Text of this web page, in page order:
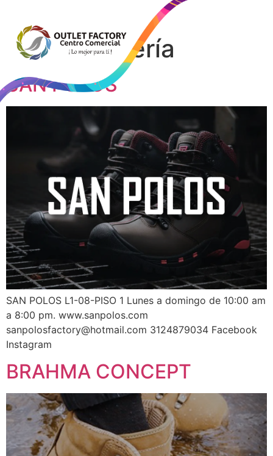
Category:
Marroquinería
SAN POLOS
SAN POLOS L1-08-PISO 1 Lunes a domingo de 10:00 am
a 8:00 pm. www.sanpolos.com
sanpolosfactory@hotmail.com 3124879034 Facebook
Instagram
BRAHMA CONCEPT